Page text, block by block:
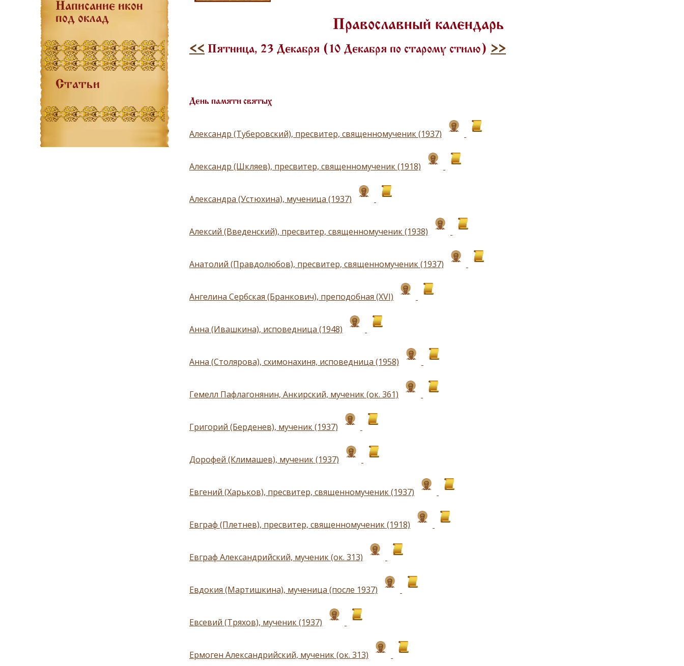
Написание икон
под оклад
Статьи
Православный календарь
<< Пятница, 23 Декабря (10 Декабря по старому стилю) >>
День памяти святых
Александр (Туберовский), пресвитер, священномученик (1937)
Александр (Шкляев), пресвитер, священномученик (1918)
Александра (Устюхина), мученица (1937)
Алексий (Введенский), пресвитер, священномученик (1938)
Анатолий (Правдолюбов), пресвитер, священномученик (1937)
Ангелина Сербская (Бранкович), преподобная (XVI)
Анна (Ивашкина), исповедница (1948)
Анна (Столярова), схимонахиня, исповедница (1958)
Гемелл Пафлагонянин, Анкирский, мученик (ок. 361)
Григорий (Берденев), мученик (1937)
Дорофей (Климашев), мученик (1937)
Евгений (Харьков), пресвитер, священномученик (1937)
Евграф (Плетнев), пресвитер, священномученик (1918)
Евграф Александрийский, мученик (ок. 313)
Евдокия (Мартишкина), мученица (после 1937)
Евсевий (Тряхов), мученик (1937)
Ермоген Александрийский, мученик (ок. 313)